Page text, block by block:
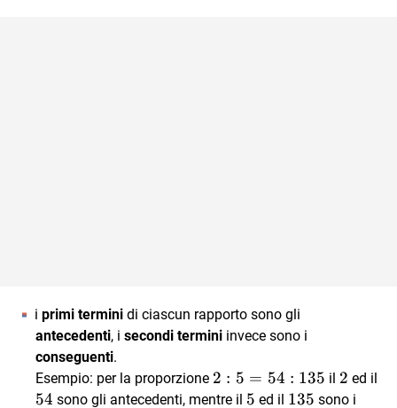
i primi termini di ciascun rapporto sono gli
antecedenti, i secondi termini invece sono i
conseguenti.
Esempio: per la proporzione 2 :
5 =
2 : 5 = 54 : 135 il 2
2 ed il
54
54 sono gli antecedenti, mentre il 5
5 ed il 135
135 sono i